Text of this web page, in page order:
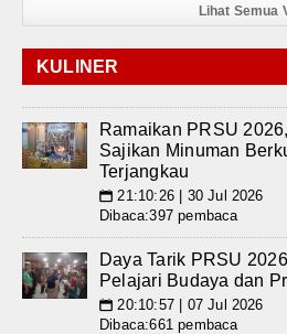
Lihat Semua
KULINER
Ramaikan PRSU
Sajikan Minuman
Terjangkau
📅 21:10:26 | 30 Jul 2026
Dibaca:397 pembaca
Daya Tarik PRSU
Pelajari Budaya dan
📅 20:10:57 | 07 Jul 2026
Dibaca:661 pembaca